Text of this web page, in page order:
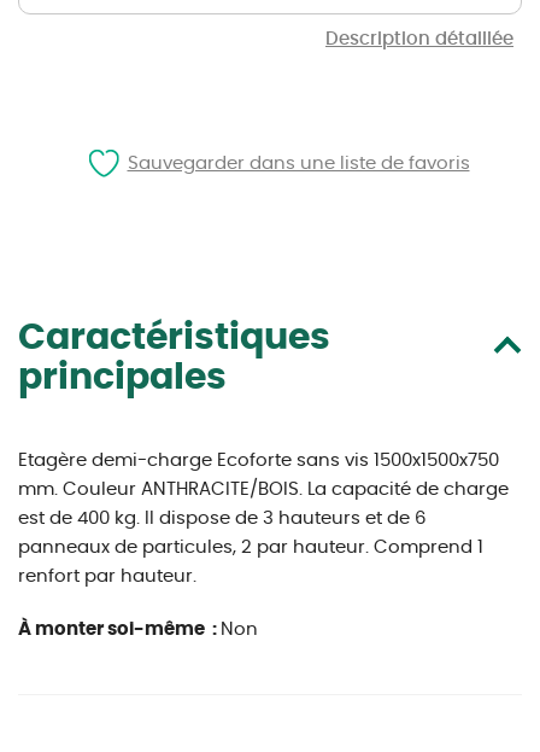
Description détaillée
Caractéristiques
principales
Etagère demi-charge Ecoforte sans vis 1500x1500x750
mm. Couleur ANTHRACITE/BOIS. La capacité de charge
est de 400 kg. Il dispose de 3 hauteurs et de 6
panneaux de particules, 2 par hauteur. Comprend 1
renfort par hauteur.
À monter soi-même : Non
Sauvegarder dans une liste de favoris